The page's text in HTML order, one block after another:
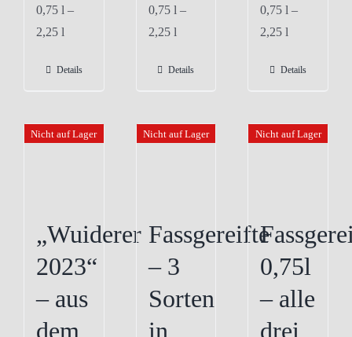
0,75 l –
2,25 l
Details
0,75 l –
2,25 l
Details
0,75l –
2,25l
Details
Nicht auf Lager
„Wuiderer
2023“
– aus
dem
Nicht auf Lager
Fassgereifte
– 3
Sorten
in
Nicht auf Lager
0,75l
– alle
drei